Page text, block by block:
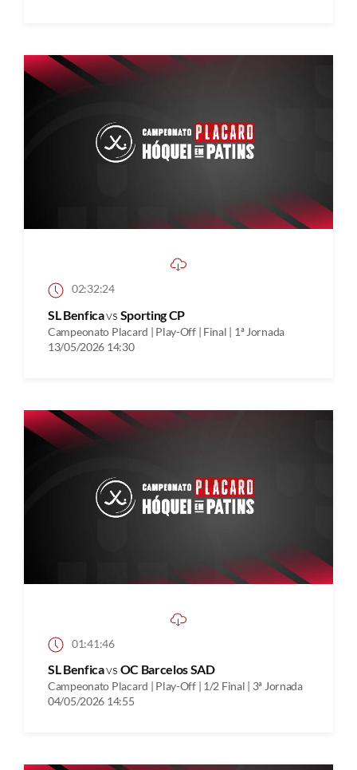
02:32:24
SL Benficavs Sporting CP
Campeonato Placard | Play-Off | Final | 1ª Jornada
13/05/2026 14:30
01:41:46
SL Benficavs OC Barcelos SAD
Campeonato Placard | Play-Off | 1/2 Final | 3ª Jornada
04/05/2026 14:55